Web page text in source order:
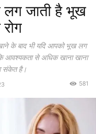
लग जाती है भूख
के बाद भी यदि आपको भूख लग
आवश्यकता से अधिक खाना खाना
संकेत है।
581